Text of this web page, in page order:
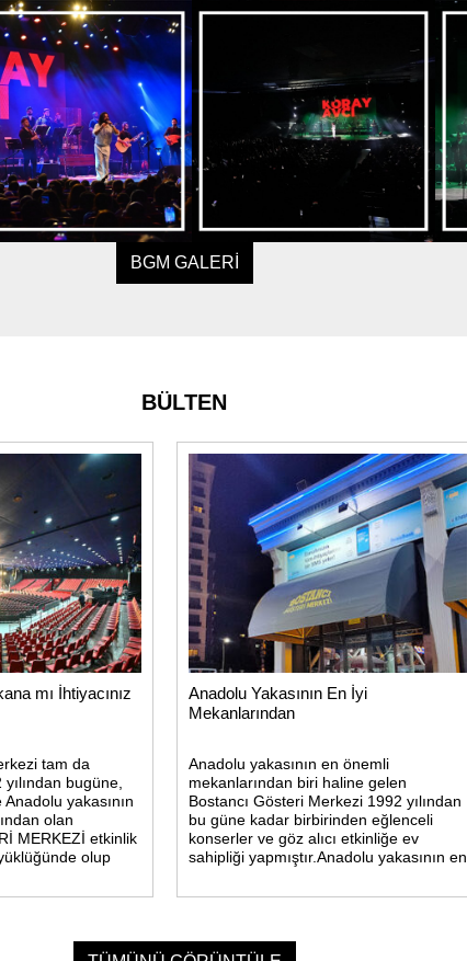
BGM GALERİ
BÜLTEN
mı İhtiyacınız
tam da
yılından bugüne,
yakasının
olan
MERKEZİ etkinlik
olup
ve
Anadolu Yakasının En İyi
Mekanlarından
Anadolu yakasının en önemli
mekanlarından biri haline gelen
Bostancı Gösteri Merkezi 1992 yılından
bu güne kadar birbirinden eğlenceli
konserler ve göz alıcı etkinliğe ev
sahipliği yapmıştır.Anadolu yakasının en
Bostancı Gösteri Merkezi 1992